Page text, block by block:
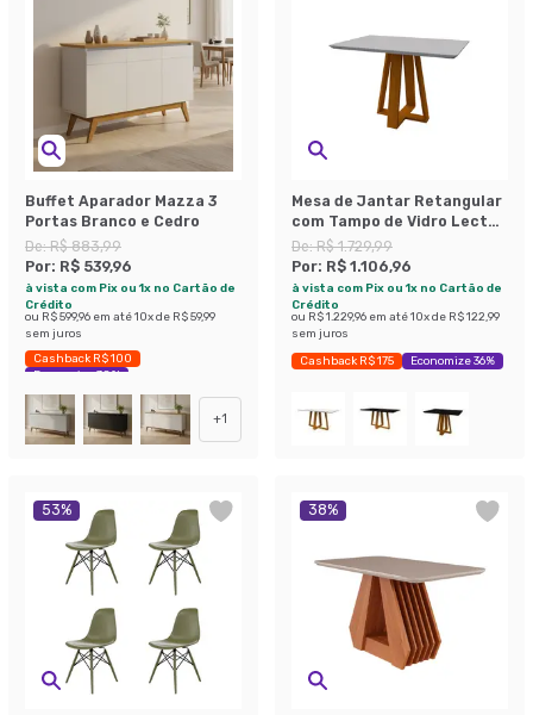
Buffet Aparador Mazza 3
Portas Branco e Cedro
De:R$ 883,99
Por: R$ 539,96
à vista com Pix ou 1x no Cartão de
Crédito
ou R$ 599,96 em até10x de R$ 59,99
sem juros
Cashback R$ 100
Economize 38%
+1
Mesa de Jantar Retangular
com Tampo de Vidro Lectus
Off White e Ype 120 cm
De:R$ 1.729,99
Por: R$ 1.106,96
à vista com Pix ou 1x no Cartão de
Crédito
ou R$ 1.229,96 em até10x de R$ 122,99
sem juros
Cashback R$ 175 Economize 36%
53% 38%